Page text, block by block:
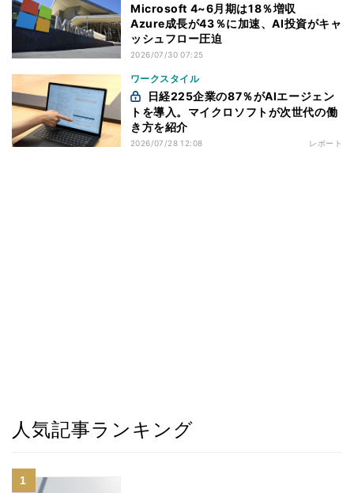
Microsoft 4~6月期は18％増収
Azure成長が43％に加速、AI投資がキャ
ッシュフロー圧迫
2026/07/30 07:25
ワークスタイル
トを導入。マイクロソフトが次世代の働
き方を紹介
2026/07/28 12:08 レポート
人気記事ランキング